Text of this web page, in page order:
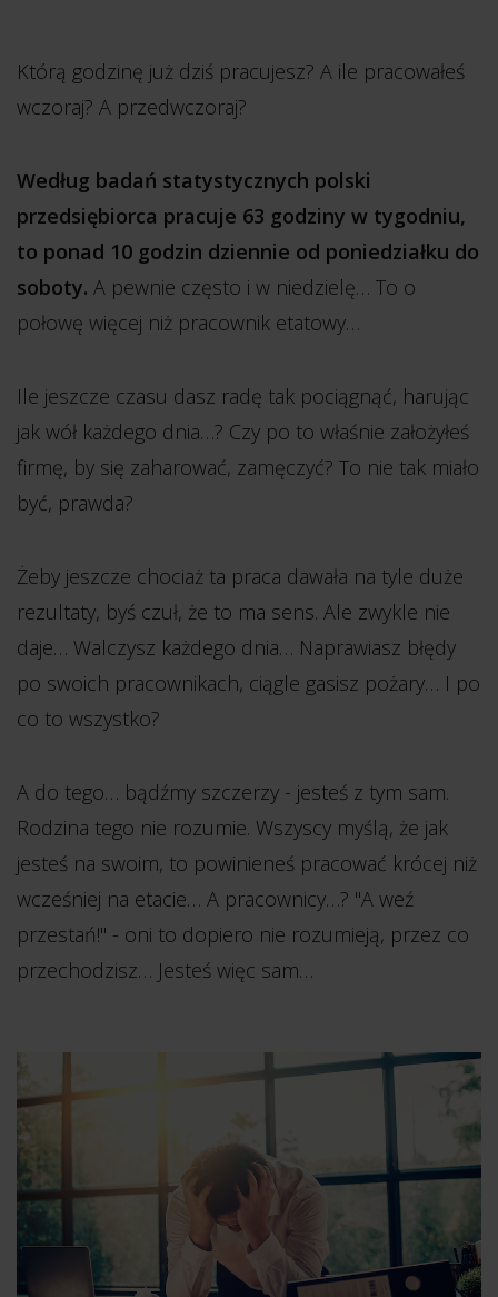
Którą godzinę już dziś pracujesz? A ile pracowałeś
wczoraj? A przedwczoraj?
Według badań statystycznych polski
przedsiębiorca pracuje 63 godziny w tygodniu,
to ponad 10 godzin dziennie od poniedziałku do
soboty. A pewnie często i w niedzielę… To o
połowę więcej niż pracownik etatowy…
Ile jeszcze czasu dasz radę tak pociągnąć, harując
jak wół każdego dnia…? Czy po to właśnie założyłeś
firmę, by się zaharować, zamęczyć? To nie tak miało
być, prawda?
Żeby jeszcze chociaż ta praca dawała na tyle duże
rezultaty, byś czuł, że to ma sens. Ale zwykle nie
daje… Walczysz każdego dnia… Naprawiasz błędy
po swoich pracownikach, ciągle gasisz pożary… I po
co to wszystko?
A do tego… bądźmy szczerzy - jesteś z tym sam.
Rodzina tego nie rozumie. Wszyscy myślą, że jak
jesteś na swoim, to powinieneś pracować krócej niż
wcześniej na etacie… A pracownicy…? "A weź
przestań!" - oni to dopiero nie rozumieją, przez co
przechodzisz… Jesteś więc sam…